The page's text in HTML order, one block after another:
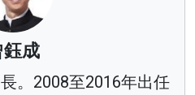
鈺成
。2008至2016年出任